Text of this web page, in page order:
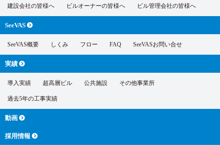
建設会社の皆様へ ビルオーナーの皆様へ ビル管理会社の皆様へ
SeeVAS
SeeVAS概要 しくみ フロー FAQ SeeVASお問い合せ
実績
導入実績 超高層ビル 公共施設 その他事業所
過去5年の工事実績
動画
採用情報